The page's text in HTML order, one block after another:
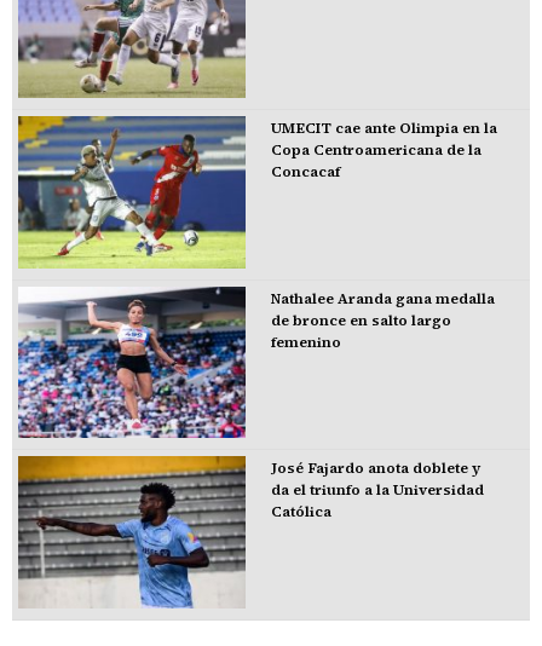
UMECIT cae ante Olimpia en la
Copa Centroamericana de la
Concacaf
Nathalee Aranda gana medalla
de bronce en salto largo
femenino
José Fajardo anota doblete y
da el triunfo a la Universidad
Católica